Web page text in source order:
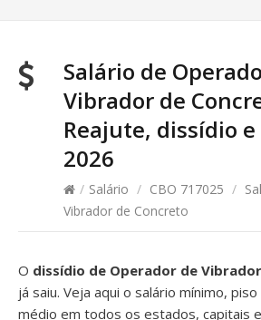
Salário de
Vibrador de
Reajute, dissídio
2026
/ Salário / CBO 717025 /
Vibrador de Concreto
O dissídio de Operador de
já saiu. Veja aqui o salário mínimo,
médio em todos os estados, capitais